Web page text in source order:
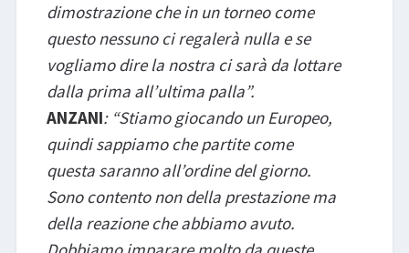
dimostrazione che in un torneo come
questo nessuno ci regalerà nulla e se
vogliamo dire la nostra ci sarà da lottare
dalla prima all’ultima palla”.
ANZANI: “Stiamo giocando un Europeo,
quindi sappiamo che partite come
questa saranno all’ordine del giorno.
Sono contento non della prestazione ma
della reazione che abbiamo avuto.